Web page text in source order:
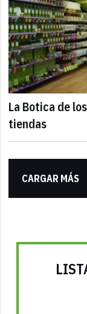
La Botica de
tiendas
CARGAR MÁS